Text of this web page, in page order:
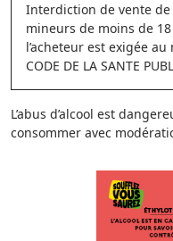
Interdiction de vente
mineurs de moins de
l’acheteur est exigée
CODE DE LA SANTE
L’abus d’alcool est
consommer avec